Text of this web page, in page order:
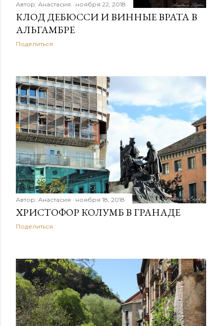
Автор: Анастасия ноября 22, 2018
КЛОД ДЕБЮССИ И ВИННЫЕ ВРАТА В
АЛЬГАМБРЕ
Поделиться
Автор: Анастасия ноября 18, 2018
ХРИСТОФОР КОЛУМБ В ГРАНАДЕ
Поделиться